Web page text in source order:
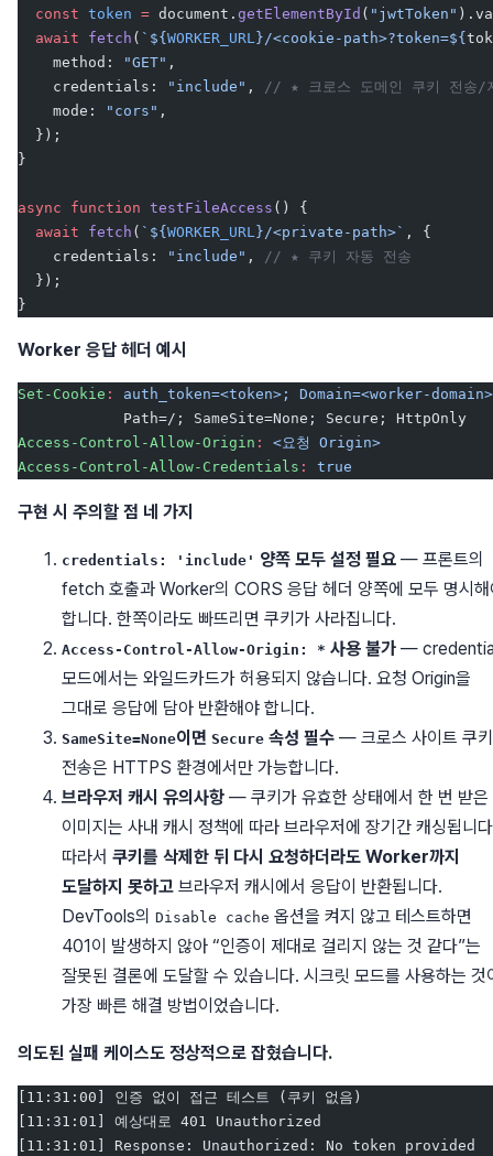
  const
token = document. getElementById ( "jwtToken"
  await
fetch ( `${ WORKER_URL }/<cookie-path>?token=${
    method:
"GET" ,
    credentials:
"include" ,
// ★ 크로스 도메인 쿠키 전송/
    mode:
"cors" ,
  });
}
async function testFileAccess () {
  await
fetch ( `${ WORKER_URL }/<private-path>` , {
    credentials:
"include" ,
// ★ 쿠키 자동 전송
  });
}
Worker 응답 헤더 예시
Set-Cookie :
auth_token=<token>; Domain=<worker-
            Path=/; SameSite=None; Secure; HttpOnly
Access-Control-Allow-Origin :
<요청 Origin>
Access-Control-Allow-Credentials : true
구현 시 주의할 점 네 가지
credentials: 'include' 양쪽 모두 설정 필요 — 프론트의
fetch 호출과 Worker의 CORS 응답 헤더 양쪽에 모두 명시해
합니다. 한쪽이라도 빠뜨리면 쿠키가 사라집니다.
Access-Control-Allow-Origin: * 사용 불가 —
모드에서는 와일드카드가 허용되지 않습니다. 요청 Origin을
그대로 응답에 담아 반환해야 합니다.
SameSite=None이면 Secure 속성 필수 — 크로스 사이트 쿠키
전송은 HTTPS 환경에서만 가능합니다.
브라우저 캐시 유의사항 — 쿠키가 유효한 상태에서 한 번 받은
이미지는 사내 캐시 정책에 따라 브라우저에 장기간 캐싱됩니
따라서 쿠키를 삭제한 뒤 다시 요청하더라도 Worker까지
도달하지 못하고 브라우저 캐시에서 응답이 반환됩니다.
DevTools의 Disable cache 옵션을 켜지 않고 테스트하면
401이 발생하지 않아 “인증이 제대로 걸리지 않는 것 같다”는
잘못된 결론에 도달할 수 있습니다. 시크릿 모드를 사용하는 것
가장 빠른 해결 방법이었습니다.
의도된 실패 케이스도 정상적으로 잡혔습니다.
[11:31:00] 인증 없이 접근 테스트 (쿠키 없음)
[11:31:01] 예상대로 401 Unauthorized
[11:31:01] Response: Unauthorized: No token provided